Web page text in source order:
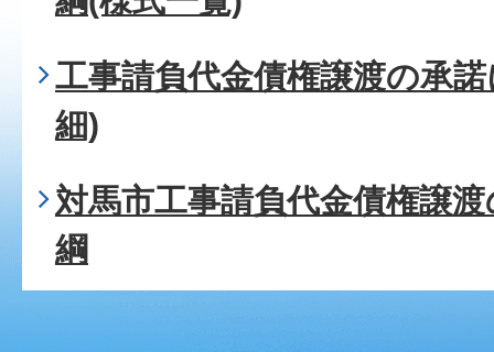
工事請負代金債権譲渡の承
細)
対馬市工事請負代金債権譲
綱